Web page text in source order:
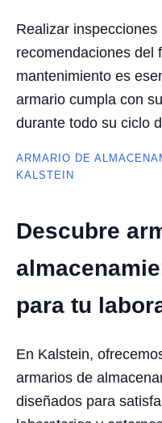
Realizar
recomendaciones del
mantenimiento es
armario cumpla con
durante todo su ciclo
ARMARIO DE
KALSTEIN
Descubre
para tu
En Kalstein,
armarios de
diseñados para